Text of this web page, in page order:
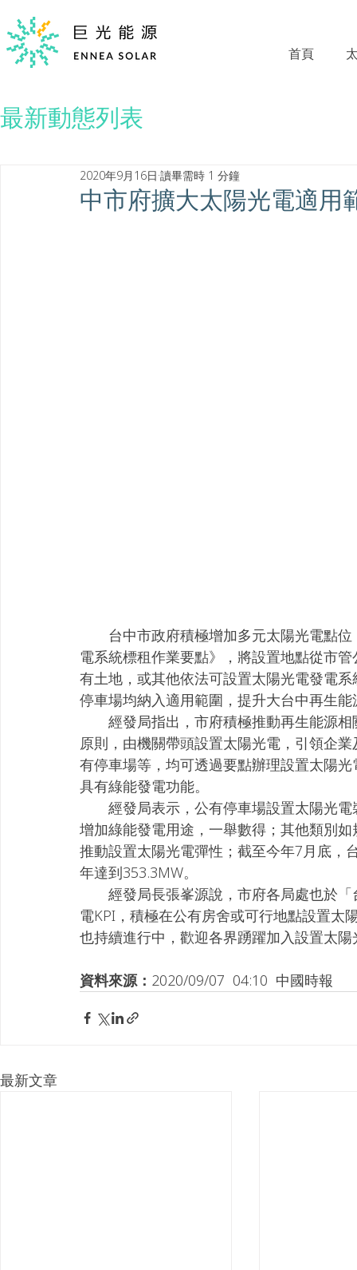
首頁
最新動態列表
中市府擴大太陽光電適用
2020年9月16日 讀畢需時 1 分鐘
台中市政府積極增加多元太陽光電點位
電系統標租作業要點》，將設置地點從市
有土地，或其他依法可設置太陽光電發電
停車場均納入適用範圍，提升大台中再生
經發局指出，市府積極推動再生能源相
原則，由機關帶頭設置太陽光電，引領企
有停車場等，均可透過要點辦理設置太陽
具有綠能發電功能。
經發局表示，公有停車場設置太陽光電
增加綠能發電用途，一舉數得；其他類別
推動設置太陽光電彈性；截至今年7月底，
年達到353.3MW。
經發局長張峯源說，市府各局處也於「
電KPI，積極在公有房舍或可行地點設置太
也持續進行中，歡迎各界踴躍加入設置太
資料來源： 2020/09/07  04:10  中國時報
最新文章